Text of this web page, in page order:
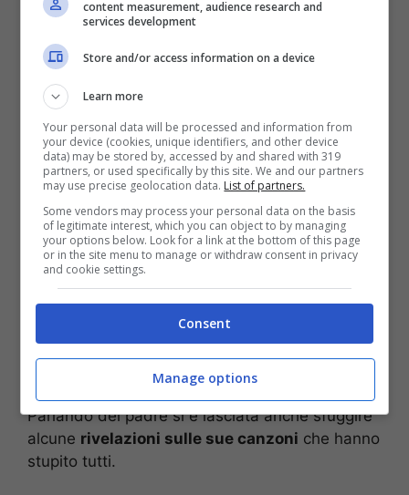
Il padre diAngelina Mangoha conquistato un
successo incredibile nel corso della sua carriera
musicale ed è considerato un artista di grande
valore. Morì all’età di sessant’anni durante un
concerto a Policoro a causa di un malore, il
video lasciò tutti senza parole ed ebbe un forte
impatto nella vita dell’ex allieva di
stessa ha parlato del difficile periodo che ha
vissuto con alcuni suoi compagni di avventura
Parlando del padre si è lasciata anche sfuggire
alcune rivelazioni sulle sue canzoni che hanno
stupito tutti.
content measurement, audience research and
services development
Store and/or access information on a device
Learn more
Your personal data will be processed and information from
your device (cookies, unique identifiers, and other device
data) may be stored by, accessed by and shared with 319
partners, or used specifically by this site. We and our partners
may use precise geolocation data. List of partners.
Some vendors may process your personal data on the basis
of legitimate interest, which you can object to by managing
your options below. Look for a link at the bottom of this page
or in the site menu to manage or withdraw consent in privacy
and cookie settings.
Consent
Manage options